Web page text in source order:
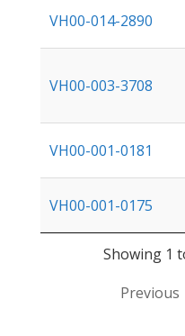
VH00-014-2890
VH00-003-3708
VH00-001-0181
VH00-001-0175
Showing 1
Previous